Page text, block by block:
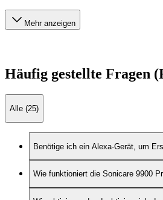
Mehr anzeigen
Häufig gestellte Fragen
Alle (25)
Benötige ich ein Alexa-Gerät, um
Wie funktioniert die Sonicare 9900